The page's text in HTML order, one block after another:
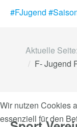
#FJugend
Aktuelle Seite:
F- Jugend
Wir nutzen Cookies
essenziell für den